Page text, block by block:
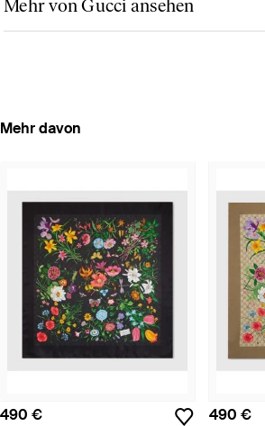
Mehr von Gucci ansehen
Mehr davon
490 € 490 €